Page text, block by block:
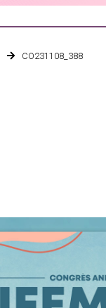
CO231108_388